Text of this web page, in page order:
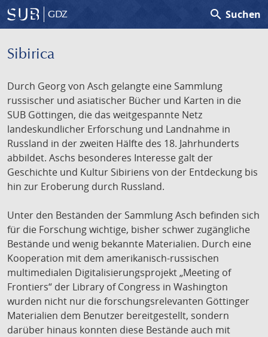
GDZ search Suchen
Sibirica
Durch Georg von Asch gelangte eine Sammlung
russischer und asiatischer Bücher und Karten in die
SUB Göttingen, die das weitgespannte Netz
landeskundlicher Erforschung und Landnahme in
Russland in der zweiten Hälfte des 18. Jahrhunderts
abbildet. Aschs besonderes Interesse galt der
Geschichte und Kultur Sibiriens von der Entdeckung bis
hin zur Eroberung durch Russland.
Unter den Beständen der Sammlung Asch befinden sich
für die Forschung wichtige, bisher schwer zugängliche
Bestände und wenig bekannte Materialien. Durch eine
Kooperation mit dem amerikanisch-russischen
multimedialen Digitalisierungsprojekt „Meeting of
Frontiers“ der Library of Congress in Washington
wurden nicht nur die forschungsrelevanten Göttinger
Materialien dem Benutzer bereitgestellt, sondern
darüber hinaus konnten diese Bestände auch mit